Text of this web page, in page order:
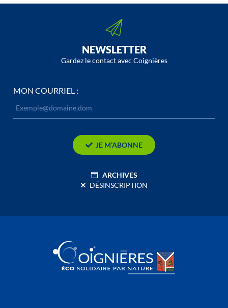
NEWSLETTER
Gardez le contact avec Coignières
MON COURRIEL :
JE M’ABONNE
ARCHIVES
DÉSINSCRIPTION